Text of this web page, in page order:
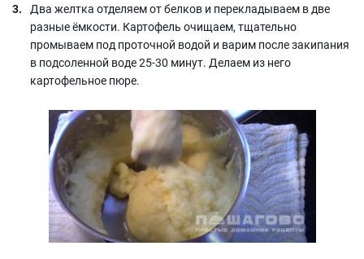
Два желтка отделяем от белков и перекладываем в две
разные ёмкости. Картофель очищаем, тщательно
промываем под проточной водой и варим после закипания
в подсоленной воде 25-30 минут. Делаем из него
картофельное пюре.